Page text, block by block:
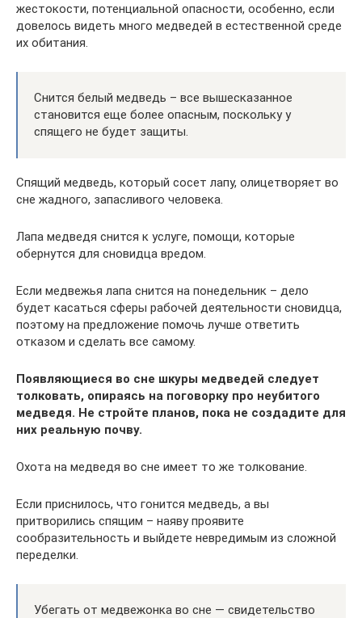
жестокости, потенциальной опасности, особенно, если
довелось видеть много медведей в естественной среде
их обитания.
Снится белый медведь – все вышесказанное
становится еще более опасным, поскольку у
спящего не будет защиты.
Спящий медведь, который сосет лапу, олицетворяет во
сне жадного, запасливого человека.
Лапа медведя снится к услуге, помощи, которые
обернутся для сновидца вредом.
Если медвежья лапа снится на понедельник – дело
будет касаться сферы рабочей деятельности сновидца,
поэтому на предложение помочь лучше ответить
отказом и сделать все самому.
Появляющиеся во сне шкуры медведей следует
толковать, опираясь на поговорку про неубитого
медведя. Не стройте планов, пока не создадите для
них реальную почву.
Охота на медведя во сне имеет то же толкование.
Если приснилось, что гонится медведь, а вы
притворились спящим – наяву проявите
сообразительность и выйдете невредимым из сложной
переделки.
Убегать от медвежонка во сне — свидетельство